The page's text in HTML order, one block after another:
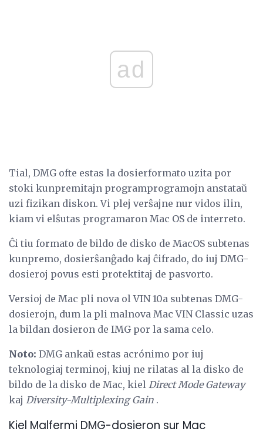
ad
Tial, DMG ofte estas la dosierformato uzita por
stoki kunpremitajn programprogramojn anstataŭ
uzi fizikan diskon. Vi plej verŝajne nur vidos ilin,
kiam vi elŝutas programaron Mac OS de interreto.
Ĉi tiu formato de bildo de disko de MacOS subtenas
kunpremo, dosierŝanĝado kaj ĉifrado, do iuj DMG-
dosieroj povus esti protektitaj de pasvorto.
Versioj de Mac pli nova ol VIN 10a subtenas DMG-
dosierojn, dum la pli malnova Mac VIN Classic uzas
la bildan dosieron de IMG por la sama celo.
Noto: DMG ankaŭ estas acrónimo por iuj
teknologiaj terminoj, kiuj ne rilatas al la disko de
bildo de la disko de Mac, kiel Direct Mode Gateway
kaj Diversity-Multiplexing Gain .
Kiel Malfermi DMG-dosieron sur Mac